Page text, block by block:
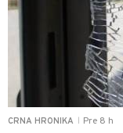
CRNA HRONIKA Pre 8 h